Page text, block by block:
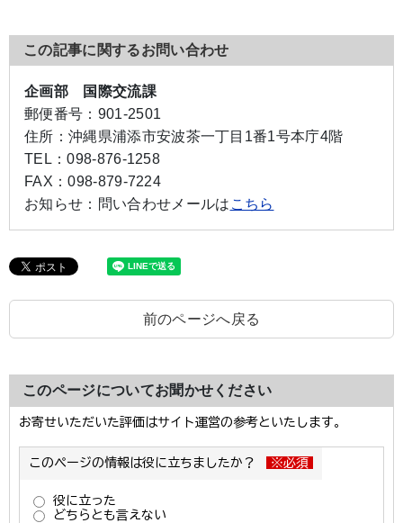
この記事に関するお問い合わせ
企画部 国際交流課
郵便番号： 901-2501
住所： 沖縄県浦添市安波茶一丁目1番1号本庁4階
TEL：098-876-1258
FAX：098-879-7224
お知らせ： 問い合わせメールは こちら
前のページへ戻る
このページについてお聞かせください